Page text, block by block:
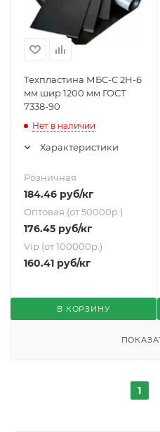
Техпластина МБС-С 2Н-6
мм шир 1200 мм ГОСТ
7338-90
Нет в наличии
Характеристики
Розничная
184.46 руб/кг
Оптовая (от 50000р.)
176.45 руб/кг
Vip (от 100000р.)
160.41 руб/кг
В КОРЗИНУ
1